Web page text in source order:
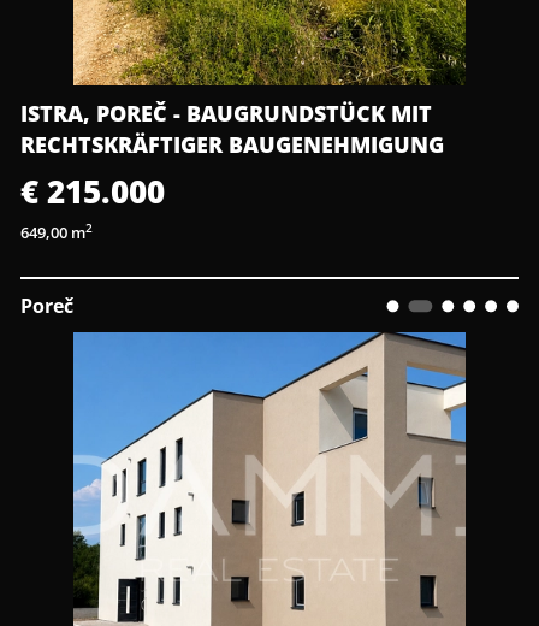
ISTRA, POREČ - BAUGRUNDSTÜCK MIT
RECHTSKRÄFTIGER BAUGENEHMIGUNG
€ 215.000
649,00 m2
Poreč